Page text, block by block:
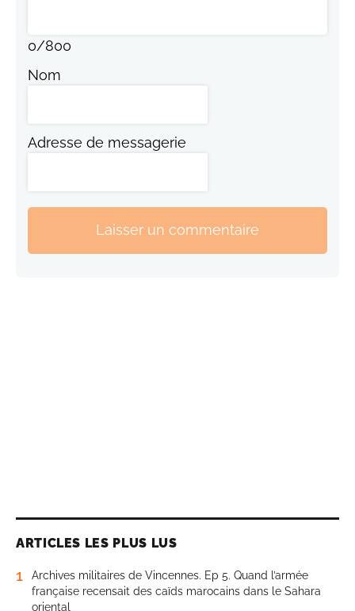
0/800
Nom
Adresse de messagerie
Laisser un commentaire
ARTICLES LES PLUS LUS
1
Archives militaires de Vincennes. Ep 5. Quand l’armée
française recensait des caïds marocains dans le Sahara
oriental